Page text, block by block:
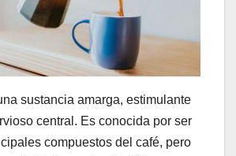
sustancia amarga, estimulante
central. Es conocida por ser
compuestos del café, pero